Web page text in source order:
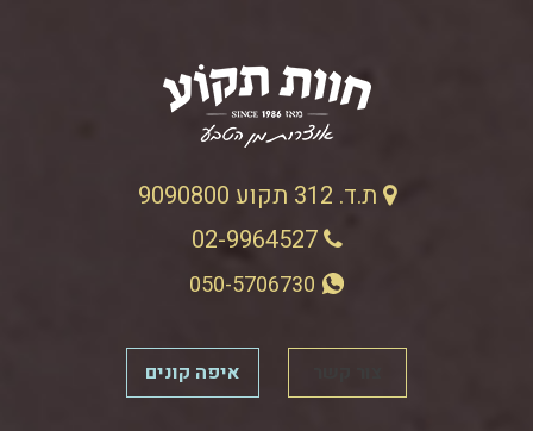
ת.ד. 312 תקוע 9090800
02-9964527
איפה קונים